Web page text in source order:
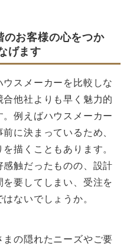
お客様の心をつか
げます
スメーカーを比較しな
他社よりも早く魅力的
例えばハウスメーカー
に決まっているため、
描くこともあります。
触だったものの、設計
要してしまい、受注を
ないでしょうか。
の隠れたニーズやご要